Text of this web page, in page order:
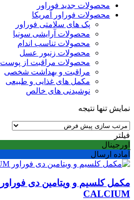
محصولات جدید فوراور
محصولات فوراور آمریکا
پک های سلامتی فوراور
محصولات آرایشی سونیا
محصولات تناسب اندام
محصولات زنبور عسل
محصولات مراقبت از پوست
مراقبت و بهداشت شخصی
مکمل‌ های غذایی و طبیعی
نوشیدنی‌ های خالص
نمایش تنها نتیجه
فیلتر
اورجینال
آماده ارسال
CALCIUM